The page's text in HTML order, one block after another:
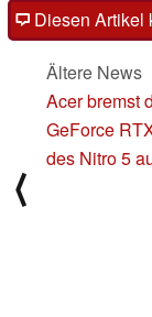
Diesen Artikel
⟨
Ältere News
Acer bremst
GeForce
des Nitro 5